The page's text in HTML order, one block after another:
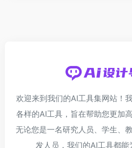
欢迎来到我们的AI工具集网站！
各样的AI工具，旨在帮助您更加
无论您是一名研究人员、学生、
发人员，我们的AI工具都能